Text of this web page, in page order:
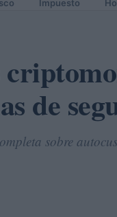
Impuesto
de
sobre